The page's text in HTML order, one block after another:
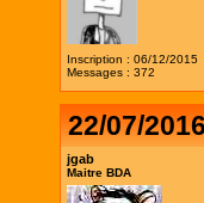
Inscription : 06/12/2015
Messages : 372
22/07/
jgab
Maitre BDA